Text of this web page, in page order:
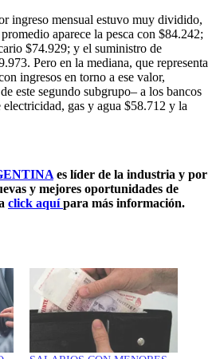
ingreso mensual estuvo muy dividido,
aparece la pesca con $84.242;
$74.929; y el suministro de
Pero en la mediana, que representa
ingresos en torno a ese valor,
este segundo subgrupo– a los bancos
gas y agua $58.712 y la
es líder de la industria y por
y mejores oportunidades de
click aquípara más información.